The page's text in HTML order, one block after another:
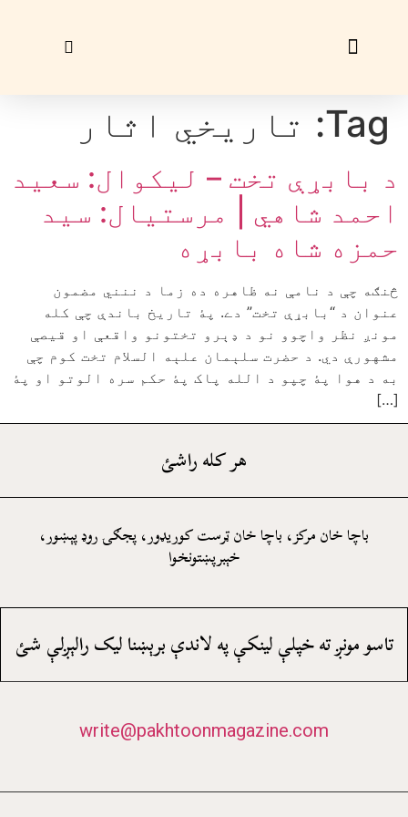
Tag: تاريخي اثار
د بابړې تخت – ليکوال: سعيد
احمد شاهي | مرستيال: سيد
حمزه شاه بابړه
څنګه چې د نامې نه ظاهره ده زما د ننني مضمون
عنوان د “بابړې تخت” دے. پۀ تاريخ باندې چې کله
مونږ نظر واچوو نو د ډېرو تختونو واقعې او قيصې
مشهورې دي. د حضرت سلېمان علېه السلام تخت کوم چې
به د هوا پۀ چپو د الله پاک پۀ حکم سره الوتو او پۀ
[…]
هر کله راشئ
باچا خان مرکز، باچا خان ټرست کوريډور، پجګۍ روډ پېښور،
خېبرپښتونخوا
تاسو مونږ ته خپلې لينکې په لاندې برېښنا ليک رالېږلې شئ
write@pakhtoonmagazine.com